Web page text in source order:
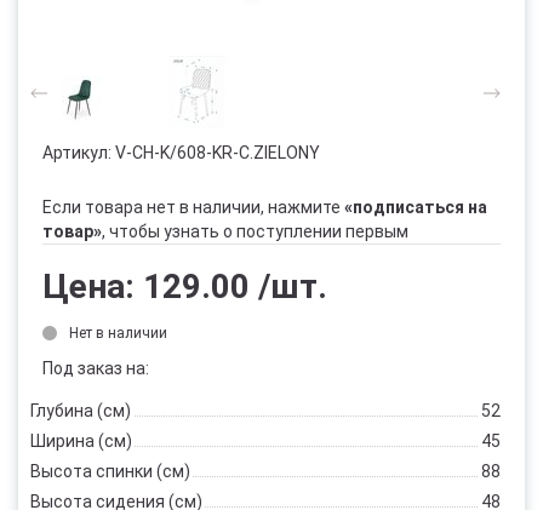
Артикул: V-CH-K/608-KR-C.ZIELONY
Если товара нет в наличии, нажмите «подписаться на
товар», чтобы узнать о поступлении первым
Цена: 129.00 /шт.
Нет в наличии
Под заказ на:
Глубина (см)
52
Ширина (см)
45
Высота спинки (см)
88
Высота сидения (см)
48